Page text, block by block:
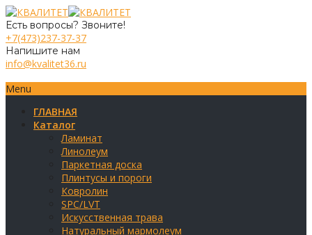
Есть вопросы? Звоните!
+7(473)237-37-37
Напишите нам
info@kvalitet36.ru
Menu
ГЛАВНАЯ
Каталог
Ламинат
Линолеум
Паркетная доска
Плинтусы и пороги
Ковролин
SPC/LVT
Искусственная трава
Натуральный мармолеум